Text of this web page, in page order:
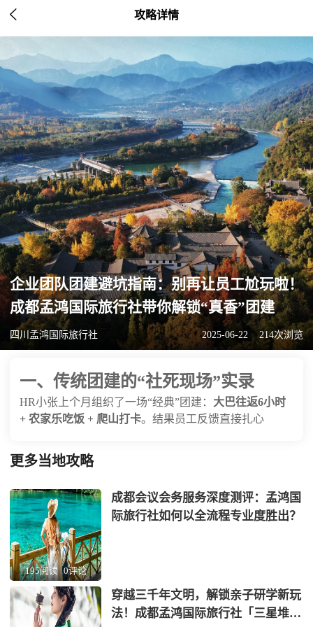
 攻略详情
企业团队团建避坑指南：别再让员工尬玩啦！
成都孟鸿国际旅行社带你解锁“真香”团建
四川孟鸿国际旅行社 2025-06-22 214次浏览
一、传统团建的“社死现场”实录
HR小张上个月组织了一场“经典”团建： 大巴往返6小时
+ 农家乐吃饭 + 爬山打卡。结果员工反馈直接扎心
更多当地攻略
195阅读 0评论
成都会议会务服务深度测评：孟鸿国
际旅行社如何以全流程专业度胜出？
穿越三千年文明，解锁亲子研学新玩
法！成都孟鸿国际旅行社「三星堆